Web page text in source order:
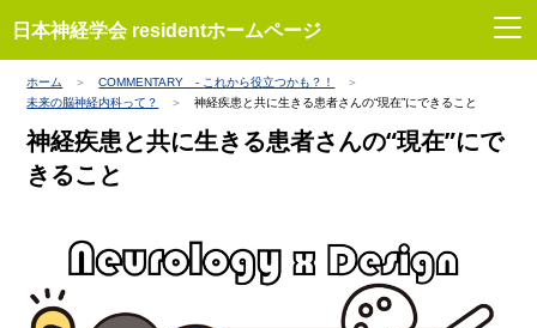
日本神経学会 residentホームページ
ホーム
COMMENTARY - これから役立つかも？！
未来の脳神経内科って？
神経疾患と共に生きる患者さんの“現在”にできること
神経疾患と共に生きる患者さんの“現在”にで
きること